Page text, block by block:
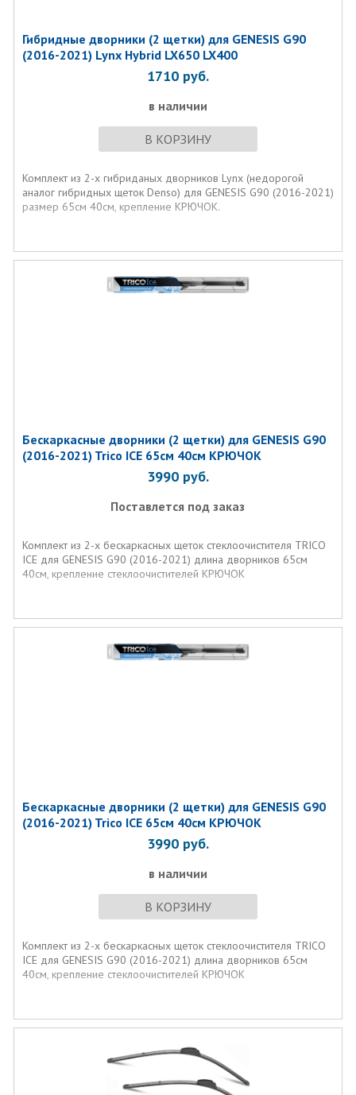
Гибридные дворники (2 щетки) для GENESIS G90
(2016-2021) Lynx Hybrid LX650 LX400
1710 руб.
в наличии
В КОРЗИНУ
Комплект из 2-х гибриданых дворников Lynx (недорогой
аналог гибридных щеток Denso) для GENESIS G90 (2016-2021)
размер 65см 40см, крепление КРЮЧОК.
Бескаркасные дворники (2 щетки) для GENESIS G90
(2016-2021) Trico ICE 65см 40см КРЮЧОК
3990 руб.
Поставлется под заказ
Комплект из 2-х бескаркасных щеток стеклоочистителя TRICO
ICE для GENESIS G90 (2016-2021) длина дворников 65см
40см, крепление стеклоочистителей КРЮЧОК
Бескаркасные дворники (2 щетки) для GENESIS G90
(2016-2021) Trico ICE 65см 40см КРЮЧОК
3990 руб.
в наличии
В КОРЗИНУ
Комплект из 2-х бескаркасных щеток стеклоочистителя TRICO
ICE для GENESIS G90 (2016-2021) длина дворников 65см
40см, крепление стеклоочистителей КРЮЧОК